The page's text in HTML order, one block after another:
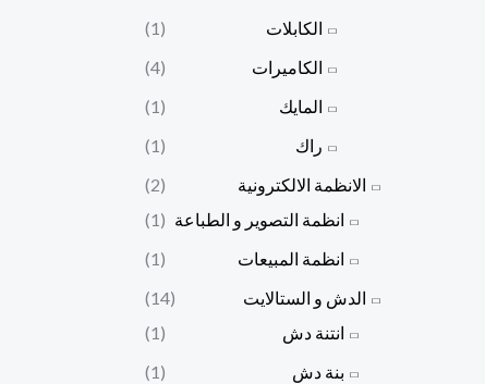
الكابلات
(1)
الكاميرات
(4)
المايك
(1)
راك
(1)
الانظمة الالكترونية
(2)
انظمة التصوير و الطباعة (1)
انظمة المبيعات
(1)
الدش و الستالايت
(14)
انتنة دش
(1)
بنة دش
(1)